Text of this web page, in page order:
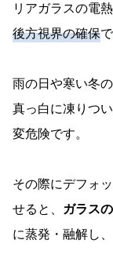
リアガラスの電
後方視界の確保
雨の日や寒い冬
真っ白に凍りつ
変危険です。
その際にデフォ
せると、
ガラス
に蒸発・融解し